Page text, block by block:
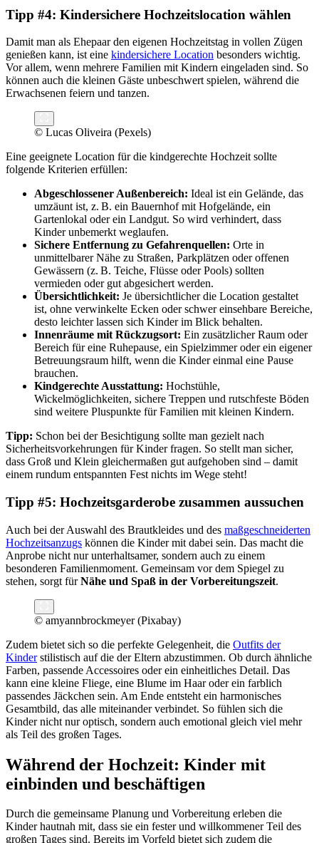
Tipp #4: Kindersichere Hochzeitslocation wählen
Damit man als Ehepaar den eigenen Hochzeitstag in vollen Zügen
genießen kann, ist eine kindersichere Location besonders wichtig.
Vor allem, wenn mehrere Familien mit Kindern eingeladen sind. So
können auch die kleinen Gäste unbeschwert spielen, während die
Erwachsenen feiern und tanzen.
© Lucas Oliveira (Pexels)
Eine geeignete Location für die kindgerechte Hochzeit sollte
folgende Kriterien erfüllen:
Abgeschlossener Außenbereich: Ideal ist ein Gelände, das
umzäunt ist, z. B. ein Bauernhof mit Hofgelände, ein
Gartenlokal oder ein Landgut. So wird verhindert, dass
Kinder unbemerkt weglaufen.
Sichere Entfernung zu Gefahrenquellen: Orte in
unmittelbarer Nähe zu Straßen, Parkplätzen oder offenen
Gewässern (z. B. Teiche, Flüsse oder Pools) sollten
vermieden oder gut abgesichert werden.
Übersichtlichkeit: Je übersichtlicher die Location gestaltet
ist, ohne verwinkelte Ecken oder schwer einsehbare Bereiche,
desto leichter lassen sich Kinder im Blick behalten.
Innenräume mit Rückzugsort: Ein zusätzlicher Raum oder
Bereich für eine Ruhepause, ein Spielzimmer oder ein eigener
Betreuungsraum hilft, wenn die Kinder einmal eine Pause
brauchen.
Kindgerechte Ausstattung: Hochstühle,
Wickelmöglichkeiten, sichere Treppen und rutschfeste Böden
sind weitere Pluspunkte für Familien mit kleinen Kindern.
Tipp: Schon bei der Besichtigung sollte man gezielt nach
Sicherheitsvorkehrungen für Kinder fragen. So stellt man sicher,
dass Groß und Klein gleichermaßen gut aufgehoben sind – damit
einem rundum entspannten Fest nichts im Wege steht!
Tipp #5: Hochzeitsgarderobe zusammen aussuchen
Auch bei der Auswahl des Brautkleides und des maßgeschneiderten
Hochzeitsanzugs können die Kinder mit dabei sein. Das macht die
Anprobe nicht nur unterhaltsamer, sondern auch zu einem
besonderen Familienmoment. Gemeinsam vor dem Spiegel zu
stehen, sorgt fürNähe und Spaß in der Vorbereitungszeit.
© amyannbrockmeyer (Pixabay)
Zudem bietet sich so die perfekte Gelegenheit, die Outfits der
Kinderstilistisch auf die der Eltern abzustimmen. Ob durch ähnliche
Farben, passende Accessoires oder ein einheitliches Detail. Das
kann eine kleine Fliege, eine Blume im Haar oder ein farblich
passendes Jäckchen sein. Am Ende entsteht ein harmonisches
Gesamtbild, das alle miteinander verbindet. So fühlen sich die
Kinder nicht nur optisch, sondern auch emotional gleich viel mehr
als Teil des großen Tages.
Während der Hochzeit: Kinder mit
einbinden und beschäftigen
Durch die gemeinsame Planung und Vorbereitung erleben die
Kinder hautnah mit, dass sie ein fester und willkommener Teil des
großen Tages sind. Bereits im Vorfeld bietet sich zudem die